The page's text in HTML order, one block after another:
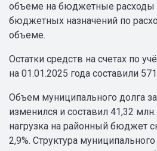
объеме на бюджетные расходы
бюджетных назначений по
объеме.
Остатки средств на счетах по
на 01.01.2025 года составили
Объем муниципального долга
изменился и составил 41,32
нагрузка на районный бюджет
2,9%. Структура